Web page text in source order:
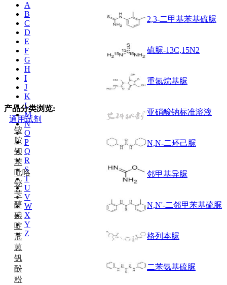
A
B
C
D
E
F
G
H
I
J
K
L
M
N
O
P
Q
R
S
T
U
V
W
X
Y
Z
产品分类浏览:
通用试剂
铵
胺
钡
苯
吡咯
铋
苄
醇
碘
啶
苊
蒽
钒
酚
粉
2,3-二甲基苯基硫脲
硫脲-13C,15N2
重氮烷基脲
亚硝酸钠标准溶液
N,N-二环己脲
邻甲基异脲
N,N'-二邻甲苯基硫脲
格列本脲
二苯氨基硫脲